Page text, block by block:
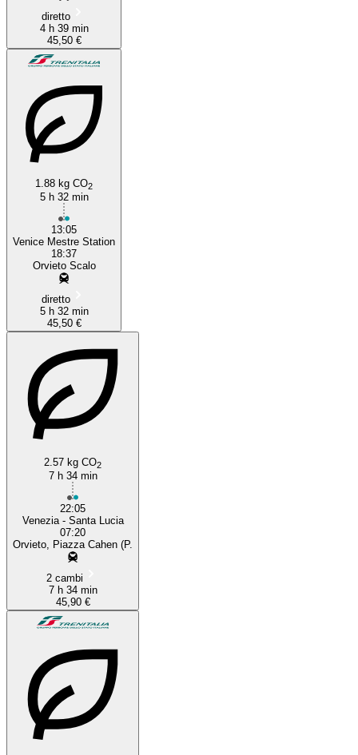
diretto
4 h 39 min
45,50 €
1.88 kg CO2
5 h 32 min
13:05
Venice Mestre Station
18:37
Orvieto Scalo
diretto
5 h 32 min
45,50 €
2.57 kg CO2
7 h 34 min
22:05
Venezia - Santa Lucia
07:20
Orvieto, Piazza Cahen (P.
2 cambi
7 h 34 min
45,90 €